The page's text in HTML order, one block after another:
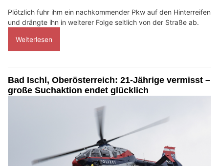
Plötzlich fuhr ihm ein nachkommender Pkw auf den Hinterreifen
und drängte ihn in weiterer Folge seitlich von der Straße ab.
Weiterlesen
Bad Ischl, Oberösterreich: 21-Jährige vermisst –
große Suchaktion endet glücklich